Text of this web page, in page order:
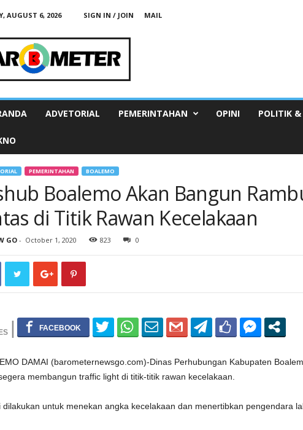
AUGUST 6, 2026 SIGN IN / JOIN
MAIL
ADVETORIAL PEMERINTAHAN OPINI POLITIK
PEMERINTAHAN BOALEMO
Boalemo Akan Bangun
di Titik Rawan Kecelakaan
GO- October 1, 2020 823 0
DAMAI (barometernewsgo.com)-Dinas Perhubungan Kabupaten
membangun traffic light di titik-titik rawan kecelakaan.
dilakukan untuk menekan angka kecelakaan dan menertibkan pengendara